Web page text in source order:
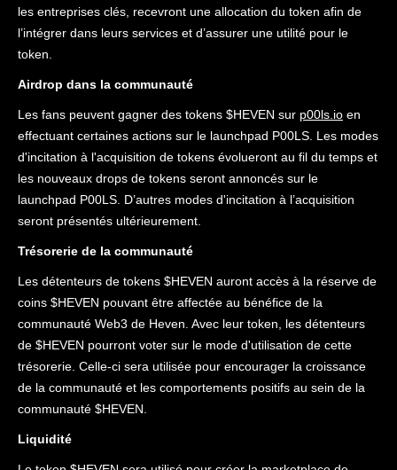
les entreprises clés, recevront une allocation du token afin de
l’intégrer dans leurs services et d’assurer une utilité pour le
token.
Airdrop dans la communauté
Les fans peuvent gagner des tokens $HEVEN sur p00ls.io en
effectuant certaines actions sur le launchpad P00LS. Les modes
d'incitation à l'acquisition de tokens évolueront au fil du temps et
les nouveaux drops de tokens seront annoncés sur le
launchpad P00LS. D’autres modes d'incitation à l’acquisition
seront présentés ultérieurement.
Trésorerie de la communauté
Les détenteurs de tokens $HEVEN auront accès à la réserve de
coins $HEVEN pouvant être affectée au bénéfice de la
communauté Web3 de Heven. Avec leur token, les détenteurs
de $HEVEN pourront voter sur le mode d'utilisation de cette
trésorerie. Celle-ci sera utilisée pour encourager la croissance
de la communauté et les comportements positifs au sein de la
communauté $HEVEN.
Liquidité